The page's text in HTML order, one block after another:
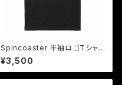
Spincoaster 半袖ロゴTシャツ
(ブラック) / Spincoaster Log
o T-Shirt (Black)
¥3,500